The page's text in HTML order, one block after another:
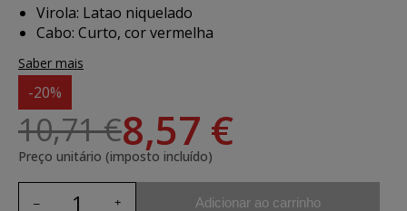
Virola: Latao niquelado
Cabo: Curto, cor vermelha
Saber mais
-20%
10,71 €8,57 €
Preço unitário (imposto incluído)
Adicionar ao carrinho